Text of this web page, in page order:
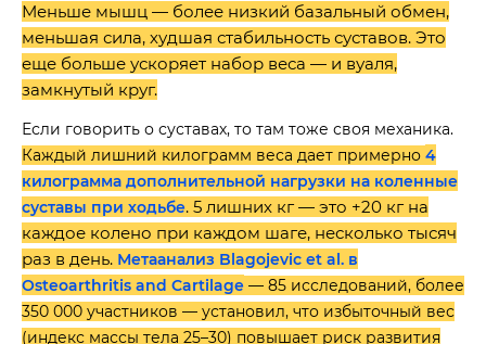
Меньше мышц — более низкий базальный обмен,
меньшая сила, худшая стабильность суставов. Это
еще больше ускоряет набор веса — и вуаля,
замкнутый круг.
Если говорить о суставах, то там тоже своя механика.
Каждый лишний килограмм веса дает примерно 4
килограмма дополнительной нагрузки на коленные
суставы при ходьбе. 5 лишних кг — это +20 кг на
каждое колено при каждом шаге, несколько тысяч
раз в день. Метаанализ Blagojevic et al. в
Osteoarthritis and Cartilage — 85 исследований, более
350 000 участников — установил, что избыточный вес
(индекс массы тела 25–30) повышает риск развития